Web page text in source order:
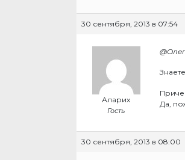
30 сентября, 2013 в 07:54
Аларих
Гость
Да,
30 сентября, 2013 в 08:00